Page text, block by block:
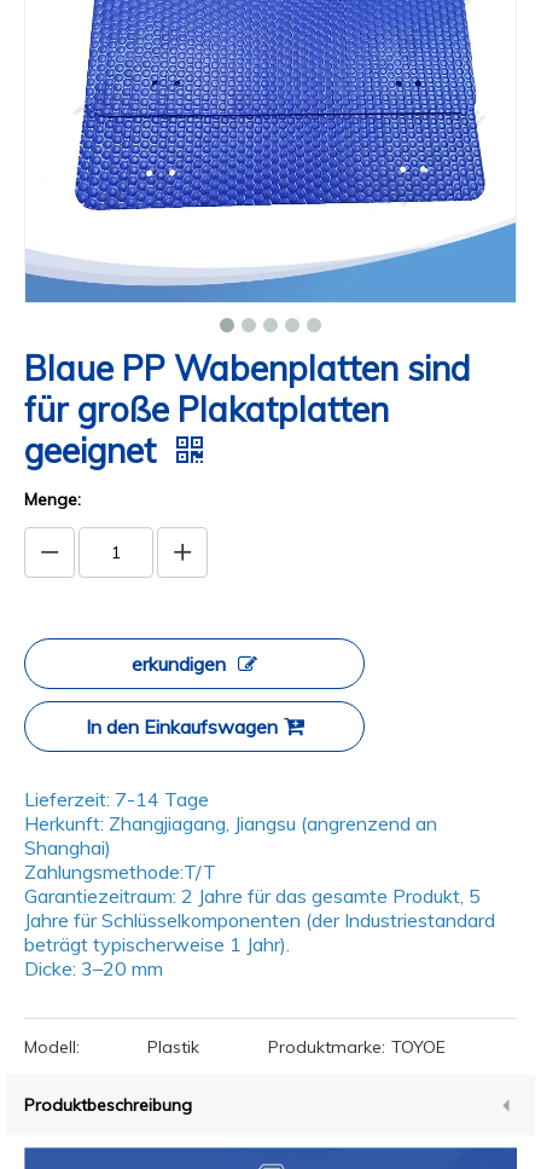
Blaue PP Wabenplatten sind
für große Plakatplatten
geeignet
Menge:
erkundigen
In den Einkaufswagen
Lieferzeit: 7-14 Tage
Herkunft: Zhangjiagang, Jiangsu (angrenzend an
Shanghai)
Zahlungsmethode:T/T
Garantiezeitraum: 2 Jahre für das gesamte Produkt, 5
Jahre für Schlüsselkomponenten (der Industriestandard
beträgt typischerweise 1 Jahr).
Dicke: 3–20 mm
Modell: Plastik Produktmarke: TOYOE
Produktbeschreibung